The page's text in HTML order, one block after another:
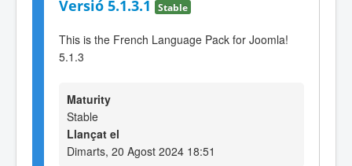
Versió 5.1.3.1 Stable
This is the French Language Pack for Joomla!
5.1.3
Maturity
Stable
Llançat el
Dimarts, 20 Agost 2024 18:51